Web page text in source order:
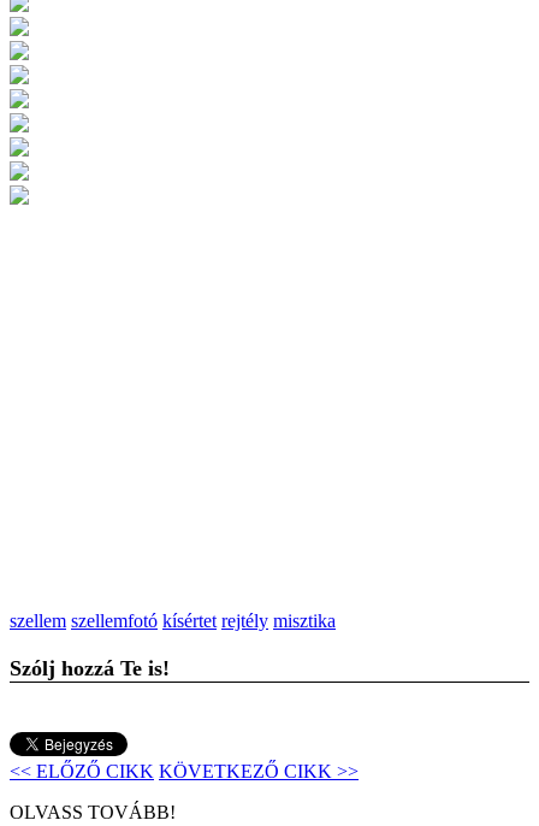
szellem szellemfotó kísértet rejtély misztika
Szólj hozzá Te is!
<< ELŐZŐ CIKK KÖVETKEZŐ CIKK >>
OLVASS TOVÁBB!